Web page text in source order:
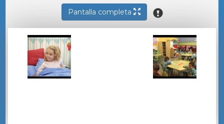
Pantalla completa